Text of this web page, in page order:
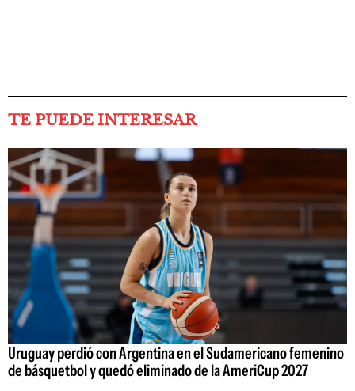
TE PUEDE INTERESAR
Uruguay perdió con Argentina en el Sudamericano femenino
de básquetbol y quedó eliminado de la AmeriCup 2027